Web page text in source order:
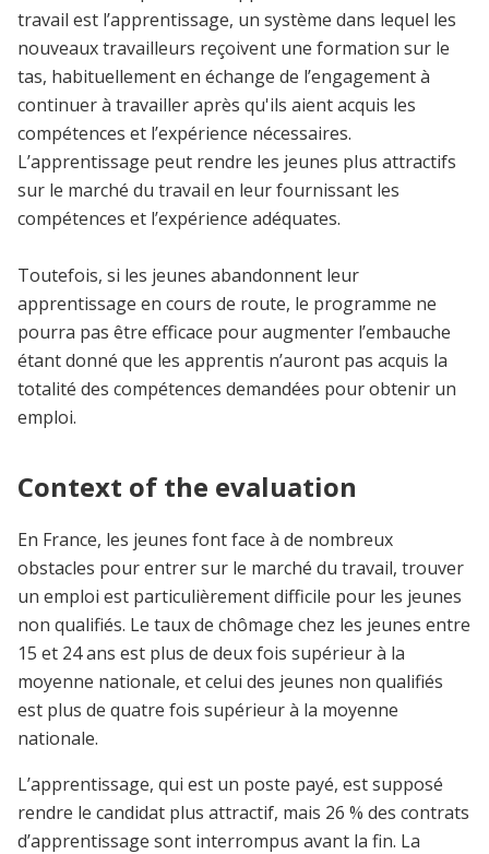
travail est l’apprentissage, un système dans lequel les
nouveaux travailleurs reçoivent une formation sur le
tas, habituellement en échange de l’engagement à
continuer à travailler après qu'ils aient acquis les
compétences et l’expérience nécessaires.
L’apprentissage peut rendre les jeunes plus attractifs
sur le marché du travail en leur fournissant les
compétences et l’expérience adéquates.
Toutefois, si les jeunes abandonnent leur
apprentissage en cours de route, le programme ne
pourra pas être efficace pour augmenter l’embauche
étant donné que les apprentis n’auront pas acquis la
totalité des compétences demandées pour obtenir un
emploi.
Context of the evaluation
En France, les jeunes font face à de nombreux
obstacles pour entrer sur le marché du travail, trouver
un emploi est particulièrement difficile pour les jeunes
non qualifiés. Le taux de chômage chez les jeunes entre
15 et 24 ans est plus de deux fois supérieur à la
moyenne nationale, et celui des jeunes non qualifiés
est plus de quatre fois supérieur à la moyenne
nationale.
L’apprentissage, qui est un poste payé, est supposé
rendre le candidat plus attractif, mais 26 % des contrats
d’apprentissage sont interrompus avant la fin. La